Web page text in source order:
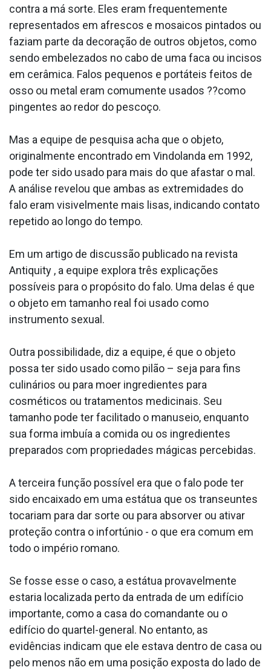
contra a má sorte. Eles eram frequentemente
representados em afrescos e mosaicos pintados ou
faziam parte da decoração de outros objetos, como
sendo embelezados no cabo de uma faca ou incisos
em cerâmica. Falos pequenos e portáteis feitos de
osso ou metal eram comumente usados ??como
pingentes ao redor do pescoço.
Mas a equipe de pesquisa acha que o objeto,
originalmente encontrado em Vindolanda em 1992,
pode ter sido usado para mais do que afastar o mal.
A análise revelou que ambas as extremidades do
falo eram visivelmente mais lisas, indicando contato
repetido ao longo do tempo.
Em um artigo de discussão publicado na revista
Antiquity , a equipe explora três explicações
possíveis para o propósito do falo. Uma delas é que
o objeto em tamanho real foi usado como
instrumento sexual.
Outra possibilidade, diz a equipe, é que o objeto
possa ter sido usado como pilão – seja para fins
culinários ou para moer ingredientes para
cosméticos ou tratamentos medicinais. Seu
tamanho pode ter facilitado o manuseio, enquanto
sua forma imbuía a comida ou os ingredientes
preparados com propriedades mágicas percebidas.
A terceira função possível era que o falo pode ter
sido encaixado em uma estátua que os transeuntes
tocariam para dar sorte ou para absorver ou ativar
proteção contra o infortúnio - o que era comum em
todo o império romano.
Se fosse esse o caso, a estátua provavelmente
estaria localizada perto da entrada de um edifício
importante, como a casa do comandante ou o
edifício do quartel-general. No entanto, as
evidências indicam que ele estava dentro de casa ou
pelo menos não em uma posição exposta do lado de